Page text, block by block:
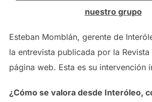
nuestro grupo
Esteban Momblán, gerente de
la entrevista publicada por la Revista
página web. Esta es su intervención
¿Cómo se valora desde Interóleo,